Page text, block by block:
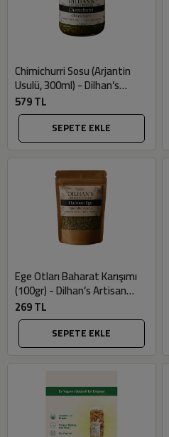
Chimichurri Sosu (Arjantin
Usulü, 300ml) - Dilhan’s
Artisan Pantry
579 TL
SEPETE EKLE
Ege Otları Baharat Karışımı
(100gr) - Dilhan’s Artisan
Pantry
269 TL
SEPETE EKLE